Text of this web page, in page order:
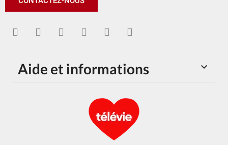

Aide et informations